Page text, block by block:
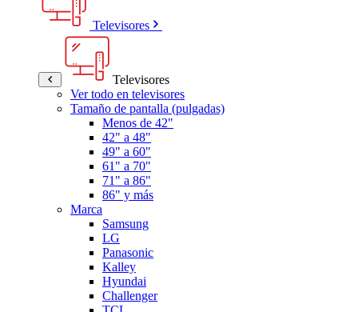
Televisores
Televisores
Ver todo en televisores
Tamaño de pantalla (pulgadas)
Menos de 42"
42" a 48"
49" a 60"
61" a 70"
71" a 86"
86" y más
Marca
Samsung
LG
Panasonic
Kalley
Hyundai
Challenger